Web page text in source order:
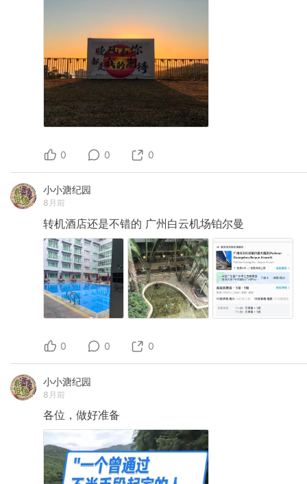
0 0 0
小小溏纪园
8月前
转机酒店还是不错的 广州白云机场铂尔曼
0 0 0
小小溏纪园
8月前
各位，做好准备